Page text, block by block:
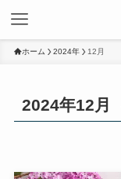
ホーム 2024年 12月
2024年12月